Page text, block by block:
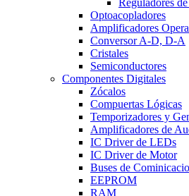
Optoacopladores
Amplificadores
Conversor A-D, D-A
Cristales
Semiconductores
Componentes Digitales
Zócalos
Compuertas Lógicas
Temporizadores y
Amplificadores de
IC Driver de LEDs
IC Driver de Motor
Buses de
EEPROM
RAM